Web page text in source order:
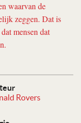
Rovers
waarvan de
zeggen. Dat is
mensen dat